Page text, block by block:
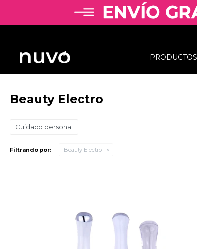
PRODUCTOS
Beauty Electro
Cuidado personal
Filtrando por: Beauty Electro